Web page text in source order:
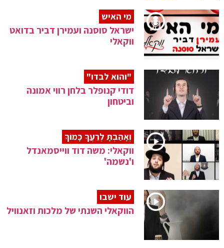
מי האיש
ישראל סוסנה ועמירן דביר בדואט
ווקאלי
"והוא לבדו"
דודי קנופלר בלחן רווי אמונה
וביטחון
וְאָהַבְתָּ לְרֵעֲךָ כָּמוֹךָ
ווקאלי: משה דוד ווייסמאנדל
ו'נשמה'
עוד ישבו
הווקאלי השנתי של מלכות וזאנוויל